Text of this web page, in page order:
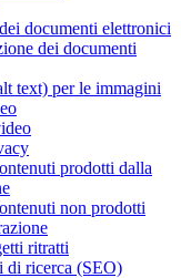
documenti elettronici
dei documenti
text) per le immagini
prodotti dalla
non prodotti
ritratti
di ricerca (SEO)